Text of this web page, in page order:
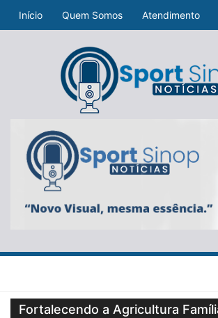
Início Quem Somos Atendimento
Fortalecendo a Agricultura